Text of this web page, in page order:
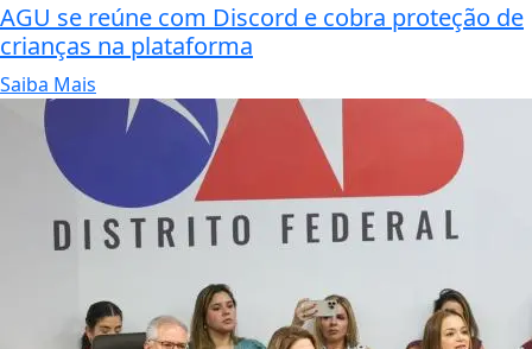
AGU se reúne com Discord e cobra proteção de
crianças na plataforma
Saiba Mais